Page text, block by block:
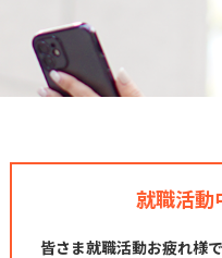
就職活動
皆さま就職活動お疲れ様